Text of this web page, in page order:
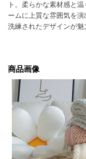
ト。柔らかな素材感と
ームに上質な雰囲気を
洗練されたデザインが魅
商品画像